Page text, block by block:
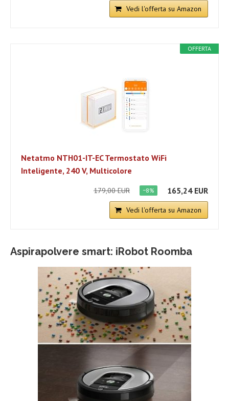
Vedi l'offerta su Amazon
OFFERTA
Netatmo NTH01-IT-EC Termostato WiFi
Inteligente, 240 V, Multicolore
179,00 EUR −8% 165,24 EUR
Vedi l'offerta su Amazon
Aspirapolvere smart: iRobot Roomba